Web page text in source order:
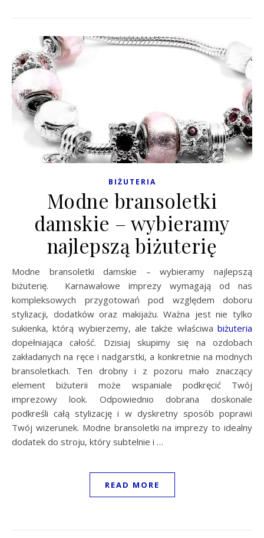
BIŻUTERIA
Modne bransoletki
damskie – wybieramy
najlepszą biżuterię
Modne bransoletki damskie – wybieramy najlepszą
biżuterię. Karnawałowe imprezy wymagają od nas
kompleksowych przygotowań pod względem doboru
stylizacji, dodatków oraz makijażu. Ważna jest nie tylko
sukienka, którą wybierzemy, ale także właściwa biżuteria
dopełniająca całość. Dzisiaj skupimy się na ozdobach
zakładanych na ręce i nadgarstki, a konkretnie na modnych
bransoletkach. Ten drobny i z pozoru mało znaczący
element biżuterii może wspaniale podkręcić Twój
imprezowy look. Odpowiednio dobrana doskonale
podkreśli całą stylizację i w dyskretny sposób poprawi
Twój wizerunek. Modne bransoletki na imprezy to idealny
dodatek do stroju, który subtelnie i …
READ MORE